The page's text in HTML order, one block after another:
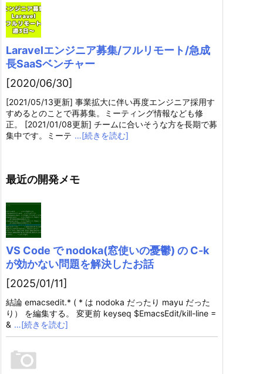
Laravelエンジニア募集/フルリモート/急成
長SaaSベンチャー
[2020/06/30]
[2021/05/13更新] 事業拡大に伴い再度エンジニア採用す
すめるとのことで再募集。ミーティング情報なども修
正。 [2021/01/08更新] チームに合いそうな方を長期で募
集中です。ミーテ …[続きを読む]
最近の開発メモ
VS Code で nodoka(窓使いの憂鬱) の C-k
が効かない問題を解決したお話
[2025/01/11]
結論 emacsedit.* ( * は nodoka だったり mayu だった
り） を編集する。 変更前 keyseq $EmacsEdit/kill-line =
& …[続きを読む]